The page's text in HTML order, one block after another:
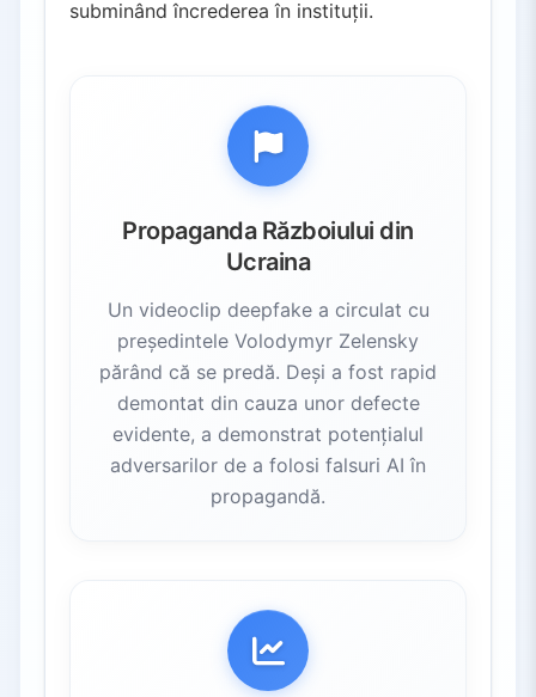
subminând încrederea în instituții.
Propaganda Războiului din
Ucraina
Un videoclip deepfake a circulat cu
președintele Volodymyr Zelensky
părând că se predă. Deși a fost rapid
demontat din cauza unor defecte
evidente, a demonstrat potențialul
adversarilor de a folosi falsuri AI în
propagandă.